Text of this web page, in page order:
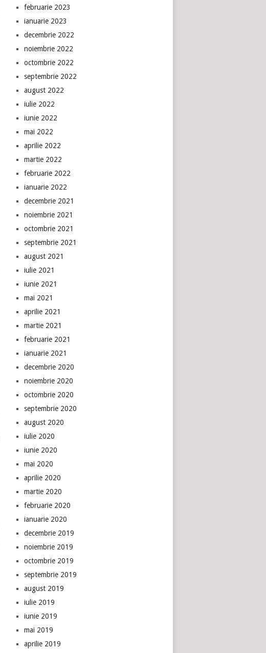
februarie 2023
ianuarie 2023
decembrie 2022
noiembrie 2022
octombrie 2022
septembrie 2022
august 2022
iulie 2022
iunie 2022
mai 2022
aprilie 2022
martie 2022
februarie 2022
ianuarie 2022
decembrie 2021
noiembrie 2021
octombrie 2021
septembrie 2021
august 2021
iulie 2021
iunie 2021
mai 2021
aprilie 2021
martie 2021
februarie 2021
ianuarie 2021
decembrie 2020
noiembrie 2020
octombrie 2020
septembrie 2020
august 2020
iulie 2020
iunie 2020
mai 2020
aprilie 2020
martie 2020
februarie 2020
ianuarie 2020
decembrie 2019
noiembrie 2019
octombrie 2019
septembrie 2019
august 2019
iulie 2019
iunie 2019
mai 2019
aprilie 2019